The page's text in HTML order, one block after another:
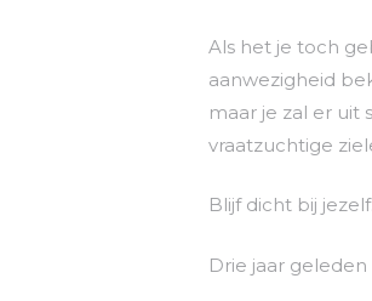
Als het je toch
aanwezigheid
maar je zal er
vraatzuchtige
Blijf dicht bij jezelf.
Drie jaar